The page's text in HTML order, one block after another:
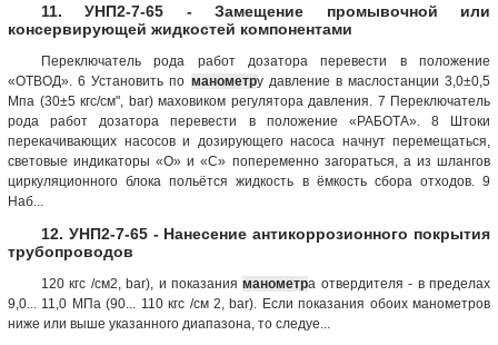
11. УНП2-7-65 - Замещение промывочной или
консервирующей жидкостей компонентами
Переключатель рода работ дозатора перевести в положение
«ОТВОД». 6 Установить по манометру давление в маслостанции 3,0±0,5
Мпа (30±5 кгс/см", bar) маховиком регулятора давления. 7 Переключатель
рода работ дозатора перевести в положение «РАБОТА». 8 Штоки
перекачивающих насосов и дозирующего насоса начнут перемещаться,
световые индикаторы «О» и «С» попеременно загораться, а из шлангов
циркуляционного блока польётся жидкость в ёмкость сбора отходов. 9
Наб...
12. УНП2-7-65 - Нанесение антикоррозионного покрытия
трубопроводов
120 кгс /см2, bar), и показанияманометра отвердителя - в пределах
9,0... 11,0 МПа (90... 110 кгс /см 2, bar). Если показания обоих манометров
ниже или выше указанного диапазона, то следуе...